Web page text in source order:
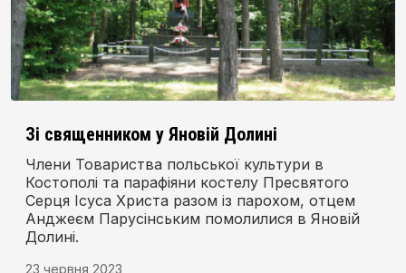
Зі священником у Яновій Долині
Члени Товариства польської культури в
Костополі та парафіяни костелу Пресвятого
Серця Ісуса Христа разом із парохом, отцем
Анджеєм Парусінським помолилися в Яновій
Долині.
23 червня 2023